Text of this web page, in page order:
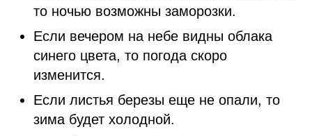
то ночью возможны заморозки.
Если вечером на небе видны облака
синего цвета, то погода скоро
изменится.
Если листья березы еще не опали, то
зима будет холодной.